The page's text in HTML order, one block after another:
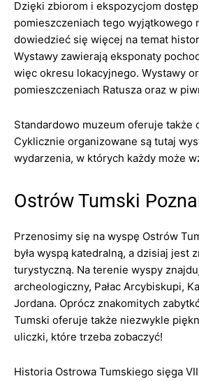
Dzięki zbiorom i ekspozycjom
pomieszczeniach tego wyjątkowego
dowiedzieć się więcej na temat
Wystawy zawierają eksponaty
więc okresu lokacyjnego. Wystawy
pomieszczeniach Ratusza oraz w
Standardowo muzeum oferuje także
Cyklicznie organizowane są tutaj
wydarzenia, w których każdy może
Ostrów Tumski
Przenosimy się na wyspę Ostrów
była wyspą katedralną, a dzisiaj jest
turystyczną. Na terenie wyspy
archeologiczny, Pałac Arcybiskupi,
Jordana. Oprócz znakomitych
Tumski oferuje także niezwykle
uliczki, które trzeba zobaczyć!
Historia Ostrowa Tumskiego sięga